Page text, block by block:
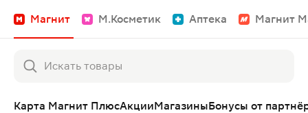
Магнит М.Косметик Аптека Магнит
Карта Магнит ПлюсАкцииМагазиныБонусы от